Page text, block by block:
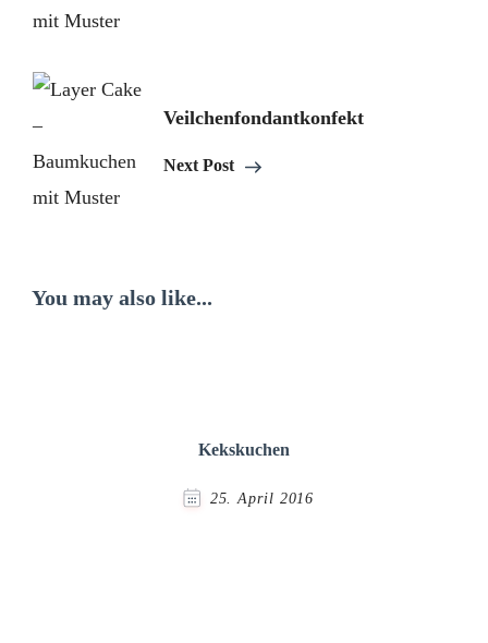
Veilchenfondantkonfekt
Next Post
You may also like...
Kekskuchen
25. April 2016